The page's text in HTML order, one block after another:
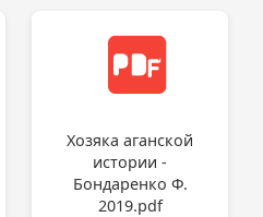
Хозяка аганской
истории -
Бондаренко Ф.
2019.pdf